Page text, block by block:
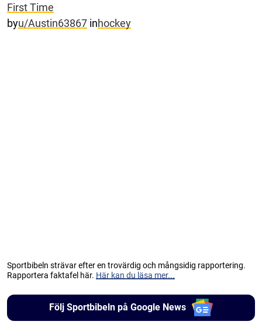
First Time
byu/Austin63867 inhockey
Sportbibeln strävar efter en trovärdig och mångsidig rapportering.
Rapportera faktafel här. Här kan du läsa mer...
Följ Sportbibeln på Google News